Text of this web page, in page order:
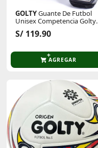
GOLTYGuante De Futbol
Unisex Competencia Golty
Titan Keeper
S/ 119.90
AGREGAR